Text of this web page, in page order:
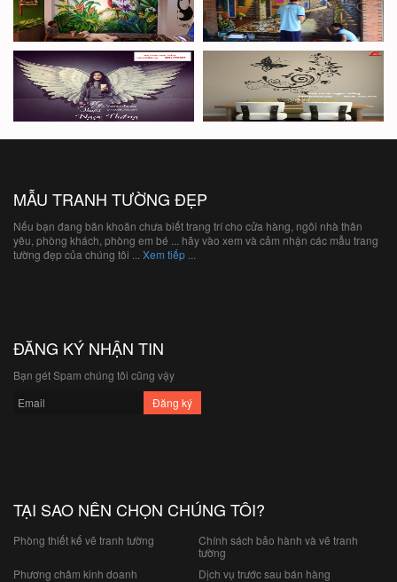
MẪU TRANH TƯỜNG ĐẸP
Nếu bạn đang băn khoăn chưa biết trang trí cho cửa hàng, ngôi nhà thân
yêu, phòng khách, phòng em bé ... hãy vào xem và cảm nhận các mẫu trang
tường đẹp của chúng tôi ... Xem tiếp ...
ĐĂNG KÝ NHẬN TIN
Bạn gét Spam chúng tôi cũng vậy
TẠI SAO NÊN CHỌN CHÚNG TÔI?
Phòng thiết kế vẽ tranh tường
Chính sách bảo hành và vẽ tranh
tường
Phương châm kinh doanh
Dịch vụ trước sau bán hàng